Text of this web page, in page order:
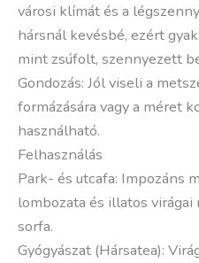
városi klímát és a
hársnál kevésbé, ezért
mint zsúfolt, szennyezett
Gondozás: Jól viseli a
formázására vagy a méret
használható.
Felhasználás
Park- és utcafa: Impozáns
lombozata és illatos
sorfa.
Gyógyászat (Hársatea):